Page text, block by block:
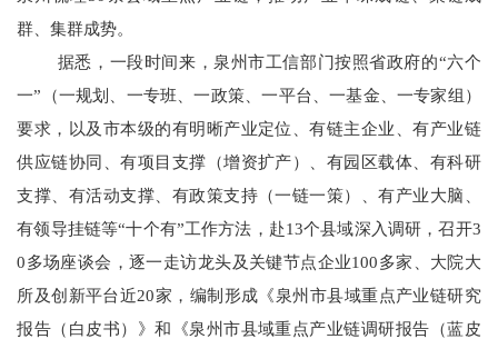
群、集群成势。
据悉，一段时间来，泉州市工信部门按照省政府的“六个
一”（一规划、一专班、一政策、一平台、一基金、一专家组）
要求，以及市本级的有明晰产业定位、有链主企业、有产业链
供应链协同、有项目支撑（增资扩产）、有园区载体、有科研
支撑、有活动支撑、有政策支持（一链一策）、有产业大脑、
有领导挂链等“十个有”工作方法，赴13个县域深入调研，召开3
0多场座谈会，逐一走访龙头及关键节点企业100多家、大院大
所及创新平台近20家，编制形成《泉州市县域重点产业链研究
报告（白皮书）》和《泉州市县域重点产业链调研报告（蓝皮